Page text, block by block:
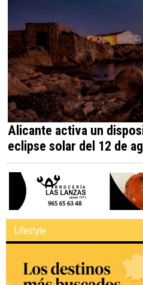
Alicante activa un
eclipse solar del 12 de
Lifestyle